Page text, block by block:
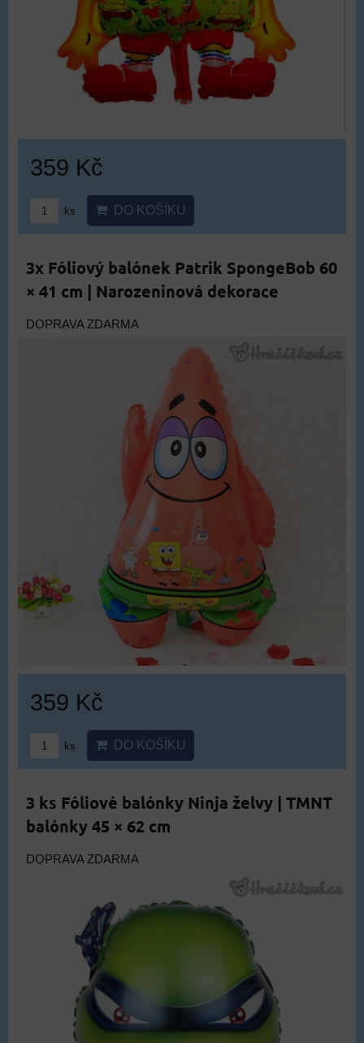
359 Kč
ks DO KOŠÍKU
3x Fóliový balónek Patrik SpongeBob 60
× 41 cm | Narozeninová dekorace
DOPRAVA ZDARMA
359 Kč
ks DO KOŠÍKU
3 ks Fóliové balónky Ninja želvy | TMNT
balónky 45 × 62 cm
DOPRAVA ZDARMA